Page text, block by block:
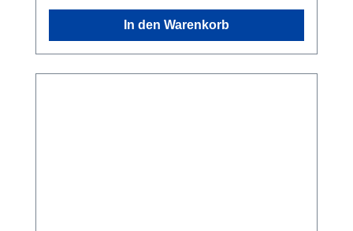
In den Warenkorb